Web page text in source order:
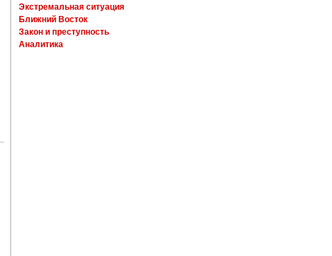
Экстремальная ситуация
Ближний Восток
Закон и преступность
Аналитика